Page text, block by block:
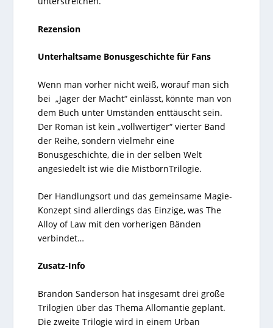
Rezension
Unterhaltsame Bonusgeschichte für Fans
Wenn man vorher nicht weiß, worauf man sich
bei „Jäger der Macht“ einlässt, könnte man von
dem Buch unter Umständen enttäuscht sein.
Der Roman ist kein „vollwertiger“ vierter Band
der Reihe, sondern vielmehr eine
Bonusgeschichte, die in der selben Welt
angesiedelt ist wie die MistbornTrilogie.
Der Handlungsort und das gemeinsame Magie-
Konzept sind allerdings das Einzige, was The
Alloy of Law mit den vorherigen Bänden
verbindet…
Zusatz-Info
Brandon Sanderson hat insgesamt drei große
Trilogien über das Thema Allomantie geplant.
Die zweite Trilogie wird in einem Urban